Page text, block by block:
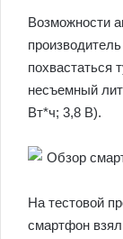
Возможности
похвастаться
несъемный
Вт*ч; 3,8 В).
На тестовой
смартфон взял